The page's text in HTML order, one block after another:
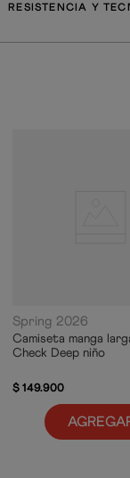
RESISTENCIA Y
Spring 2026
Camiseta manga
Check Deep niño
$149.900